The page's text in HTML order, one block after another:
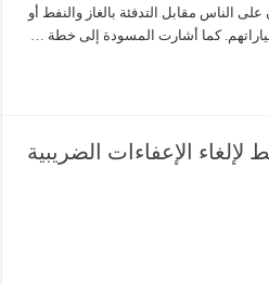
الناس مقابل التدفئة بالغاز والنفط أو
سياراتهم. كما أشارت المسودة إلى خطة …
لإلغاء الإعفاءات الضريبية